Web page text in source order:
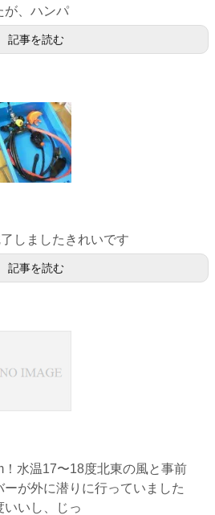
が、ハンパ
記事を読む
しましたきれいです
記事を読む
水温17〜18度北東の風と事前
が外に潜りに行っていました
いいし、じっ